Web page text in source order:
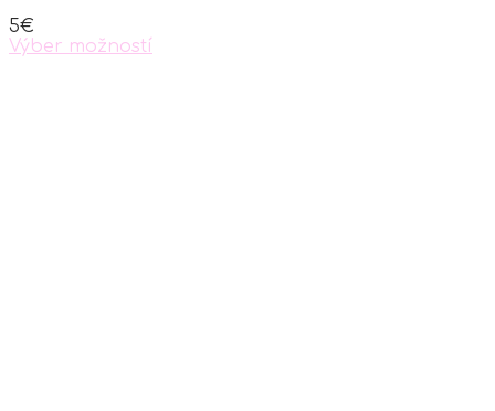
5€
Výber možností